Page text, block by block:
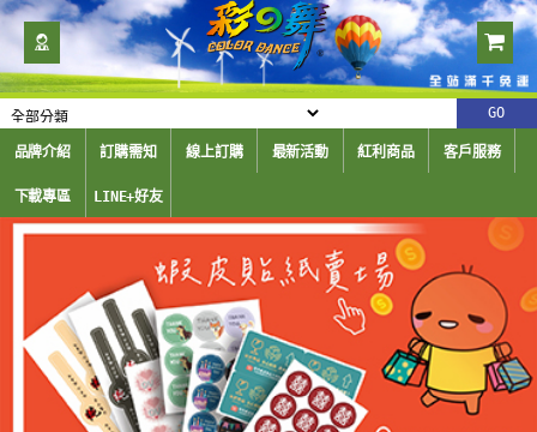
品牌介紹 訂購需知 線上訂購 最新活動 紅利商品 客戶服務
下載專區 LINE+好友